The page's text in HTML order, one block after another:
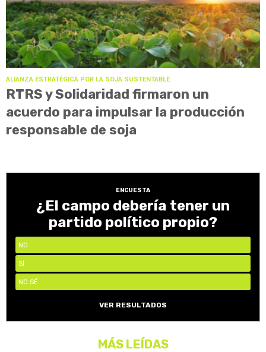
ALIANZA ESTRATÉGICA POR LA SOJA SUSTENTABLE
RTRS y Solidaridad firmaron un
acuerdo para impulsar la producción
responsable de soja
ENCUESTA
¿El campo debería tener un
partido político propio?
NO
SÍ
NO SÉ
VER RESULTADOS
MÁS LEÍDAS